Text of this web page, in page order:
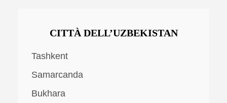
CITTÀ DELL’UZBEKISTAN
Tashkent
Samarcanda
Bukhara